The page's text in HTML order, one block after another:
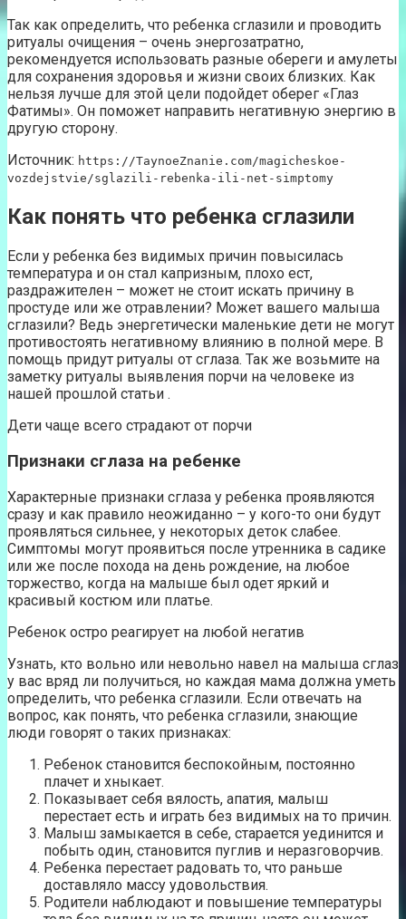
Так как определить, что ребенка сглазили и проводить
ритуалы очищения – очень энергозатратно,
рекомендуется использовать разные обереги и амулеты
для сохранения здоровья и жизни своих близких. Как
нельзя лучше для этой цели подойдет оберег «Глаз
Фатимы». Он поможет направить негативную энергию в
другую сторону.
Источник: https://TaynoeZnanie.com/magicheskoe-
vozdejstvie/sglazili-rebenka-ili-net-simptomy
Как понять что ребенка сглазили
Если у ребенка без видимых причин повысилась
температура и он стал капризным, плохо ест,
раздражителен – может не стоит искать причину в
простуде или же отравлении? Может вашего малыша
сглазили? Ведь энергетически маленькие дети не могут
противостоять негативному влиянию в полной мере. В
помощь придут ритуалы от сглаза. Так же возьмите на
заметку ритуалы выявления порчи на человеке из
нашей прошлой статьи .
Дети чаще всего страдают от порчи
Признаки сглаза на ребенке
Характерные признаки сглаза у ребенка проявляются
сразу и как правило неожиданно – у кого-то они будут
проявляться сильнее, у некоторых деток слабее.
Симптомы могут проявиться после утренника в садике
или же после похода на день рождение, на любое
торжество, когда на малыше был одет яркий и
красивый костюм или платье.
Ребенок остро реагирует на любой негатив
Узнать, кто вольно или невольно навел на малыша сглаз
у вас вряд ли получиться, но каждая мама должна уметь
определить, что ребенка сглазили. Если отвечать на
вопрос, как понять, что ребенка сглазили, знающие
люди говорят о таких признаках:
Ребенок становится беспокойным, постоянно
плачет и хныкает.
Показывает себя вялость, апатия, малыш
перестает есть и играть без видимых на то причин.
Малыш замыкается в себе, старается уединится и
побыть один, становится пуглив и неразговорчив.
Ребенка перестает радовать то, что раньше
доставляло массу удовольствия.
Родители наблюдают и повышение температуры